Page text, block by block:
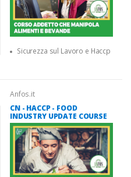
Sicurezza sul Lavoro e Haccp
Anfos.it
CN - HACCP - FOOD
INDUSTRY UPDATE COURSE